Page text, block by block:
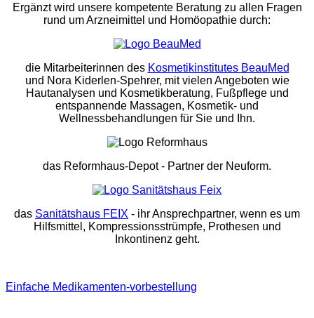
Ergänzt wird unsere kompetente Beratung zu allen Fragen
rund um Arzneimittel und Homöopathie durch:
die Mitarbeiterinnen des Kosmetikinstitutes BeauMed
und Nora Kiderlen-Spehrer, mit vielen Angeboten wie
Hautanalysen und Kosmetikberatung, Fußpflege und
entspannende Massagen, Kosmetik- und
Wellnessbehandlungen für Sie und Ihn.
das Reformhaus-Depot- Partner der Neuform.
das Sanitätshaus FEIX - ihr Ansprechpartner, wenn es um
Hilfsmittel, Kompressionsstrümpfe, Prothesen und
Inkontinenz geht.
Einfache Medikamenten-vorbestellung